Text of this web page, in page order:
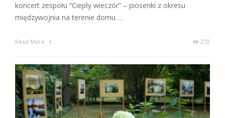
koncert zespołu “Ciepły wieczór” – piosenki z okresu
międzywojnia na terenie domu …
Read More 272